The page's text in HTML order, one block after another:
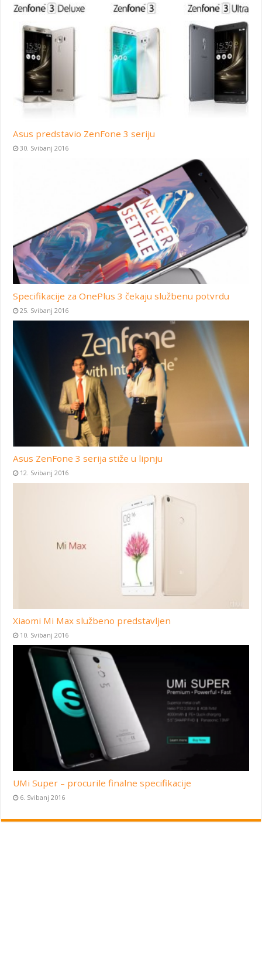
Asus predstavio ZenFone 3 seriju
30. Svibanj 2016
Specifikacije za OnePlus 3 čekaju službenu potvrdu
25. Svibanj 2016
Asus ZenFone 3 serija stiže u lipnju
12. Svibanj 2016
Xiaomi Mi Max službeno predstavljen
10. Svibanj 2016
UMi Super – procurile finalne specifikacije
6. Svibanj 2016